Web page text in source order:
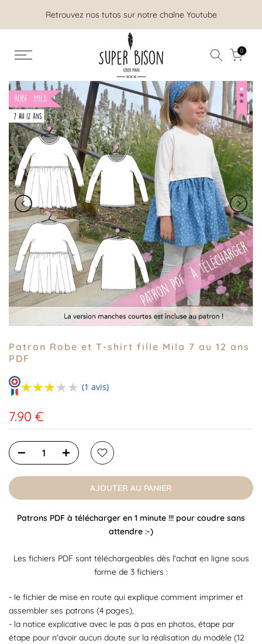
Retrouvez nos tutos sur notre chaîne Youtube
0
Patron Robe et T-shirt fille Mila 7 au 12 ans
PDF
★★★★★
★★★★★ (1 avis)
7.90 €
AJOUTER AU PANIER
Patrons PDF à télécharger en 1 minute !!! pour coudre sans
attendre :-)
Les fichiers PDF sont téléchargeables dès l'achat en ligne sous
forme de 3 fichiers :
- le fichier de mise en route qui explique comment imprimer et
assembler ses patrons (4 pages),
- la notice explicative avec le pas à pas en photos, étape par
étape pour n'avoir aucun doute sur la réalisation du modèle (12